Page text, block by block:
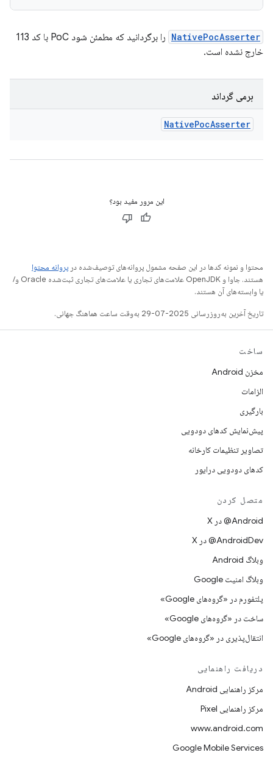
NativePocAsserter
را برگردانید که مطمئن شود PoC با کد 113
خارج نشده است.
برمی گرداند
NativePocAsserter
این مرور مفید بود؟
محتوا و نمونه کدها در این صفحه مشمول پروانه‌های توصیف‌شده در پروانه محتوا
هستند. جاوا و OpenJDK علامت‌های تجاری یا علامت‌های تجاری ثبت‌شده Oracle و/
یا وابسته‌های آن هستند.
تاریخ آخرین به‌روزرسانی 2025-07-29 به‌وقت ساعت هماهنگ جهانی.
ساخت
مخزن Android
الزامات
بارگیری
پیش‌نمایش کدهای دودویی
تصاویر تنظیمات کارخانه
کدهای دودویی درایور
متصل کردن
‫‎@Android در X
‫‎@AndroidDev در X
وبلاگ Android
وبلاگ امنیت Google
پلتفورم در «گروه‌های Google»
ساخت در «گروه‌های Google»
انتقال‌پذیری در «گروه‌های Google»
دریافت راهنمایی
مرکز راهنمایی Android
مرکز راهنمایی Pixel
www.android.com
Google Mobile Services